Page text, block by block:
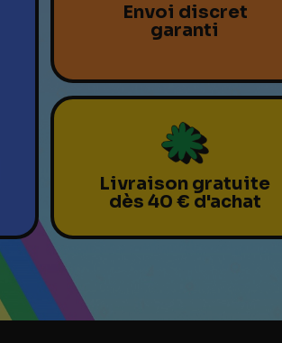
Envoi discret
garanti
Livraison gratuite
dès 40 € d'achat